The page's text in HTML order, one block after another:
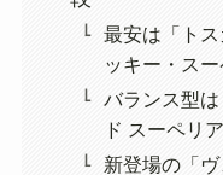
最安は「ト
ッキー・スー
バランス型
ド スーペリ
新登場の「